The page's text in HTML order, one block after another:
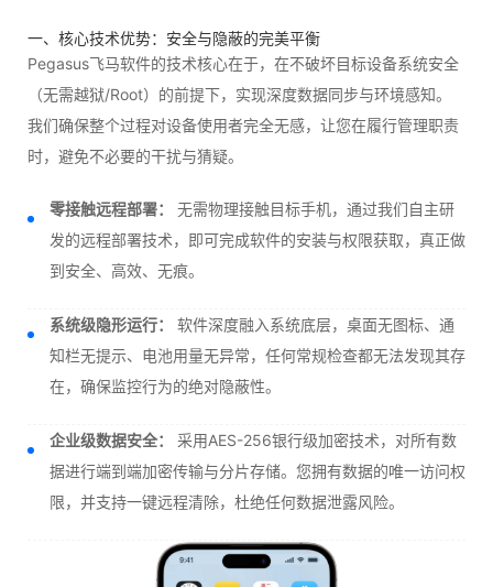
一、核心技术优势：安全与隐蔽的完美平衡
Pegasus飞马软件的技术核心在于，在不破坏目标设备系统安全
（无需越狱/Root）的前提下，实现深度数据同步与环境感知。
我们确保整个过程对设备使用者完全无感，让您在履行管理职责
时，避免不必要的干扰与猜疑。
零接触远程部署：
无需物理接触目标手机，通过我们自主研
发的远程部署技术，即可完成软件的安装与权限获取，真正做
到安全、高效、无痕。
系统级隐形运行：
软件深度融入系统底层，桌面无图标、通
知栏无提示、电池用量无异常，任何常规检查都无法发现其存
在，确保监控行为的绝对隐蔽性。
企业级数据安全：
采用AES-256银行级加密技术，对所有数
据进行端到端加密传输与分片存储。您拥有数据的唯一访问权
限，并支持一键远程清除，杜绝任何数据泄露风险。